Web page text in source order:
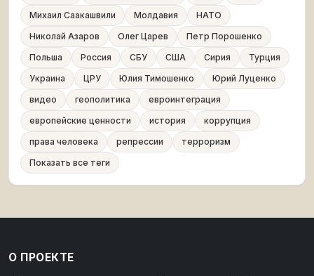
Михаил Саакашвили
Молдавия
НАТО
Николай Азаров
Олег Царев
Петр Порошенко
Польша
Россия СБУ США Сирия
Турция
Украина
ЦРУ Юлия Тимошенко
Юрий Луценко
видео
геополитика
евроинтеграция
европейские ценности
история
коррупция
права человека
репрессии
терроризм
Показать все теги
О ПРОЕКТЕ